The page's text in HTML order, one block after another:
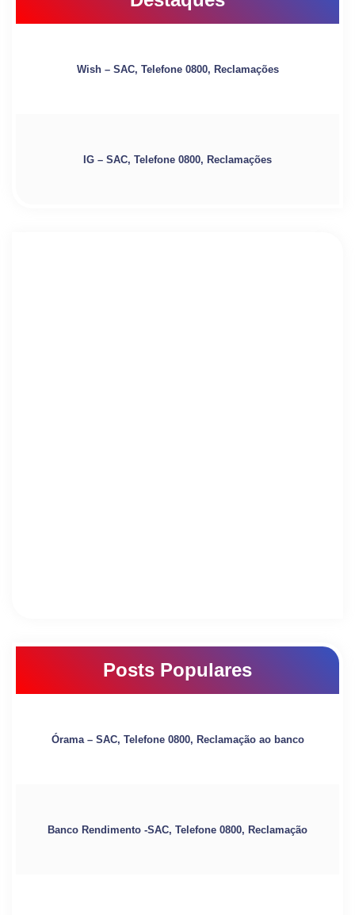
Wish – SAC, Telefone 0800, Reclamações
IG – SAC, Telefone 0800, Reclamações
Posts Populares
Órama – SAC, Telefone 0800, Reclamação ao banco
Banco Rendimento -SAC, Telefone 0800, Reclamação